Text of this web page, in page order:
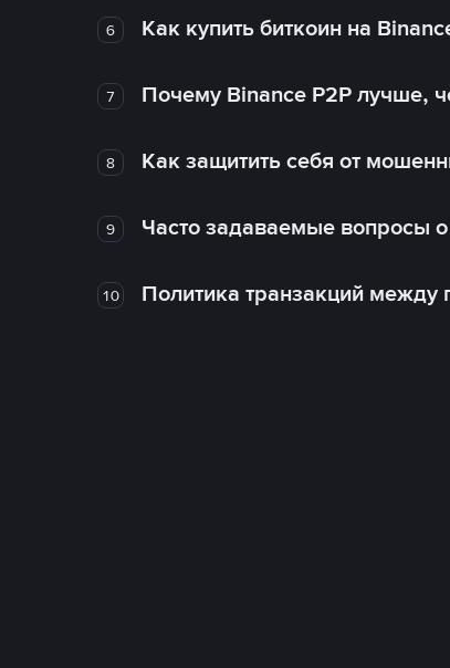
6 Как купить биткоин на
7 Почему Binance P2P лучше,
8 Как защитить себя от
9 Часто задаваемые вопросы
10 Политика транзакций между